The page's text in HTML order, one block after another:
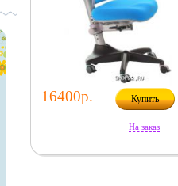
16400р. Купить
На заказ